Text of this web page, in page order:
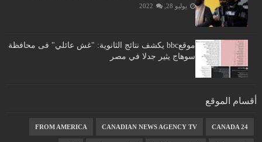
يوليو 28, 2022
موقعbbc يكشف نتائج الثانوية: "غش عائلي" فى محافظة
سوهاج يثير جدلا في مصر
أقسام الموقع
CANADA 24
CANADIAN NEWS AGENCY TV
FROM AMERICA